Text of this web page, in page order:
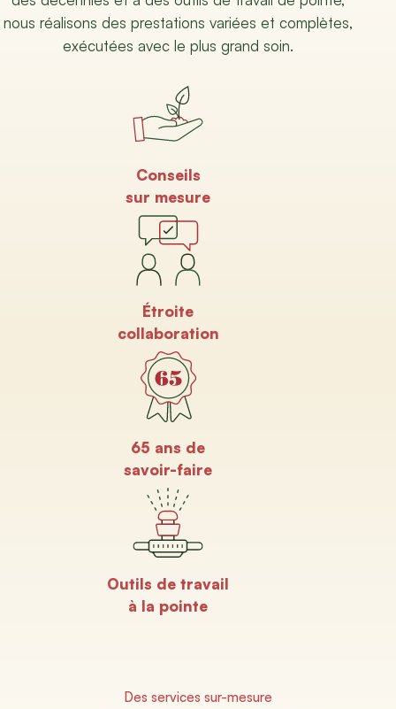
nous réalisons des prestations variées et complètes,
exécutées avec le plus grand soin.
Conseils
sur mesure
Étroite
collaboration
65 ans de
savoir-faire
Outils de travail
à la pointe
Des services sur-mesure